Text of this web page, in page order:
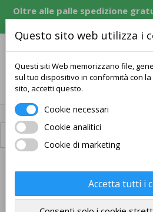
Oltre alle palle spedizione
da 120 USD, equivalente in CZK,
Spedizione disponibile
SPEDIZIONE GRATUITA
Questo sito web utilizza i
Questi siti Web memorizzano file,
sul tuo dispositivo in conformità con
sito, accetti questo.
Cookie necessari
Cookie analitici
Cookie di marketing
Accetta tutti i